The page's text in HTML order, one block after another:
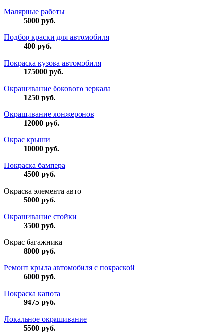
Малярные работы
5000 руб.
Подбор краски для автомобиля
400 руб.
Покраска кузова автомобиля
175000 руб.
Окрашивание бокового зеркала
1250 руб.
Окрашивание лонжеронов
12000 руб.
Окрас крыши
10000 руб.
Покраска бампера
4500 руб.
Окраска элемента авто
5000 руб.
Окрашивание стойки
3500 руб.
Окрас багажника
8000 руб.
Ремонт крыла автомобиля с покраской
6000 руб.
Покраска капота
9475 руб.
Локальное окрашивание
5500 руб.